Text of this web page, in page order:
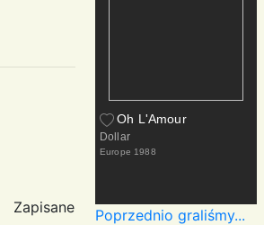
Zapisane
Oh L'Amour
Dollar
Europe 1988
Poprzednio graliśmy...